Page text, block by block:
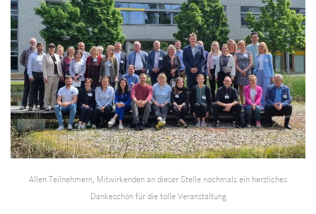
Allen Teilnehmern, Mitwirkenden an dieser Stelle nochmals ein herzliches
Dankeschön für die tolle Veranstaltung